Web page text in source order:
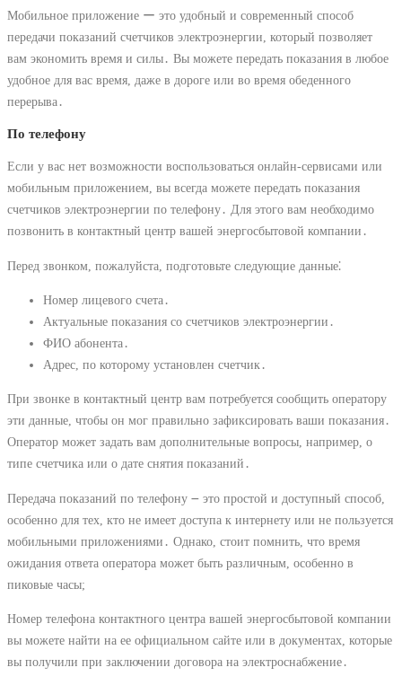
Мобильное приложение ー это удобный и современный способ
передачи показаний счетчиков электроэнергии, который позволяет
вам экономить время и силы․ Вы можете передать показания в любое
удобное для вас время, даже в дороге или во время обеденного
перерыва․
По телефону
Если у вас нет возможности воспользоваться онлайн-сервисами или
мобильным приложением, вы всегда можете передать показания
счетчиков электроэнергии по телефону․ Для этого вам необходимо
позвонить в контактный центр вашей энергосбытовой компании․
Перед звонком, пожалуйста, подготовьте следующие данные⁚
Номер лицевого счета․
Актуальные показания со счетчиков электроэнергии․
ФИО абонента․
Адрес, по которому установлен счетчик․
При звонке в контактный центр вам потребуется сообщить оператору
эти данные, чтобы он мог правильно зафиксировать ваши показания․
Оператор может задать вам дополнительные вопросы, например, о
типе счетчика или о дате снятия показаний․
Передача показаний по телефону ౼ это простой и доступный способ,
особенно для тех, кто не имеет доступа к интернету или не пользуется
мобильными приложениями․ Однако, стоит помнить, что время
ожидания ответа оператора может быть различным, особенно в
пиковые часы;
Номер телефона контактного центра вашей энергосбытовой компании
вы можете найти на ее официальном сайте или в документах, которые
вы получили при заключении договора на электроснабжение․